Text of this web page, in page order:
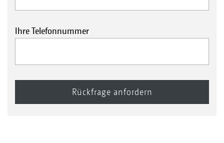
Ihre Telefonnummer